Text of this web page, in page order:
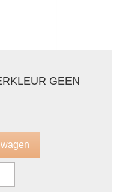
GEEN